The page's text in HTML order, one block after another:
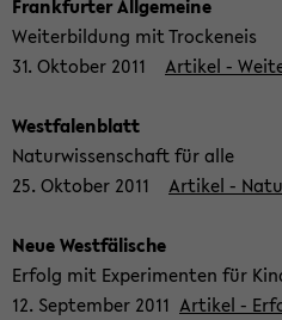
Frank­fur­ter All­ge­mei­ne
Wei­ter­bil­dung mit Tro­cken­eis
31. Ok­to­ber 2011 Ar­ti­kel -
West­fa­len­blatt
Na­tur­wis­sen­schaft für alle
25. Ok­to­ber 2011 Ar­ti­kel -
Neue West­fä­li­sche
Er­folg mit Ex­pe­ri­men­ten für
12. Sep­tem­ber 2011 Ar­ti­kel -